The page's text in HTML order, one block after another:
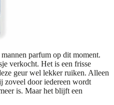
parfum op dit moment.
verkocht. Het is een frisse
geur wel lekker ruiken. Alleen
zoveel door iedereen wordt
is. Maar het blijft een